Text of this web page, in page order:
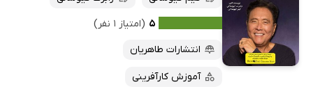
۵ (امتیاز ۱ نفر)
انتشارات طاهریان
آموزش کارآفرینی